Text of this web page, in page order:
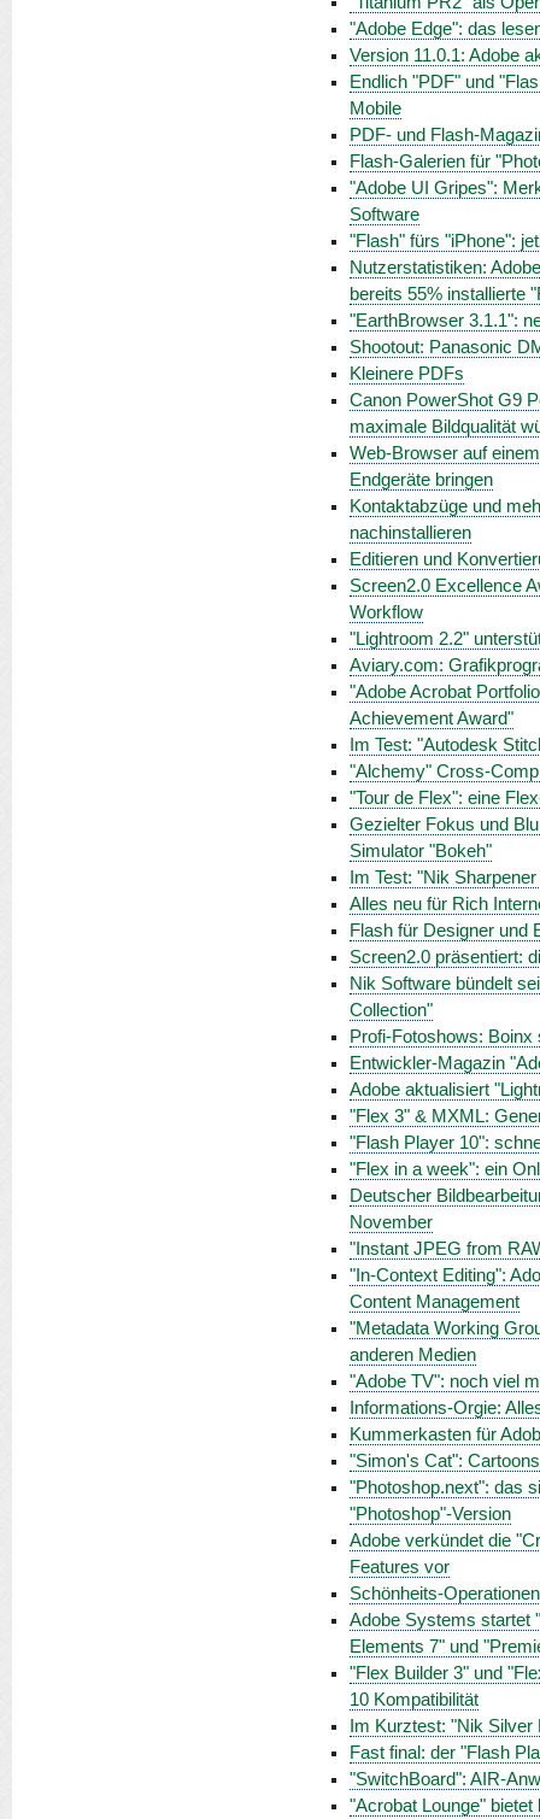
"Adobe Edge": das
Version 11.0.1: Adobe
Endlich "PDF" und
Mobile
PDF- und Flash-
Flash-Galerien für
"Adobe UI Gripes":
Software
"Flash" fürs "iPhone":
Nutzerstatistiken:
bereits 55% installierte
"EarthBrowser 3.1.1":
Shootout: Panasonic
Kleinere PDFs
Canon PowerShot G9
maximale Bildqualität
Web-Browser auf
Endgeräte bringen
Kontaktabzüge und
nachinstallieren
Editieren und
Screen2.0 Excellence
Workflow
"Lightroom 2.2"
Aviary.com:
"Adobe Acrobat
Achievement Award"
Im Test: "Autodesk
"Alchemy" Cross-
"Tour de Flex": eine
Gezielter Fokus und
Simulator "Bokeh"
Im Test: "Nik
Alles neu für Rich
Flash für Designer und
Screen2.0 präsentiert:
Nik Software bündelt
Collection"
Profi-Fotoshows:
Entwickler-Magazin
Adobe aktualisiert
"Flex 3" & MXML:
"Flash Player 10":
"Flex in a week": ein
Deutscher
November
"Instant JPEG from
"In-Context Editing":
Content Management
"Metadata Working
anderen Medien
"Adobe TV": noch viel
Informations-Orgie:
Kummerkasten für
"Simon's Cat":
"Photoshop.next": das
"Photoshop"-Version
Adobe verkündet die
Features vor
Schönheits-
Adobe Systems startet
Elements 7" und
"Flex Builder 3" und
10 Kompatibilität
Im Kurztest: "Nik Silver
Fast final: der "Flash
"SwitchBoard": AIR-
"Acrobat Lounge"